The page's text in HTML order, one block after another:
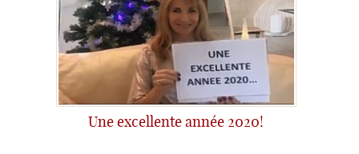
Une excellente année 2020!